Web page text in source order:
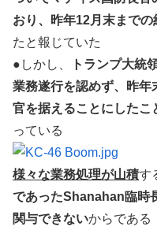
おり、昨年12月末まで
たと報じていた
●しかし、
トランプ大統
業務遂行を認めず、昨
官を据えることにしたこ
っている
様々な業務処理が山積す
であったShanahan臨時
関与できないからである